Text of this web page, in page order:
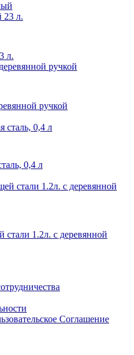
л.
ручкой
0,4 л
1.2л. с деревянной
Соглашение